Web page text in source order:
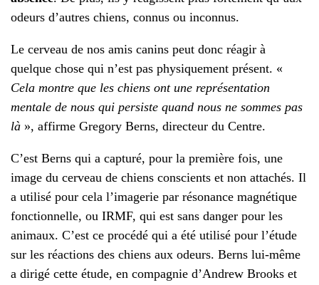
odeurs d’autres chiens, connus ou inconnus.
Le cerveau de nos amis canins peut donc réagir à
quelque chose qui n’est pas physiquement présent. «
Cela montre que les chiens ont une représentation
mentale de nous qui persiste quand nous ne sommes pas
là », affirme Gregory Berns, directeur du Centre.
C’est Berns qui a capturé, pour la première fois, une
image du cerveau de chiens conscients et non attachés. Il
a utilisé pour cela l’imagerie par résonance magnétique
fonctionnelle, ou IRMF, qui est sans danger pour les
animaux. C’est ce procédé qui a été utilisé pour l’étude
sur les réactions des chiens aux odeurs. Berns lui-même
a dirigé cette étude, en compagnie d’Andrew Brooks et